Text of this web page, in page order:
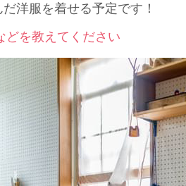
洋服を着せる予定です！
を教えてください